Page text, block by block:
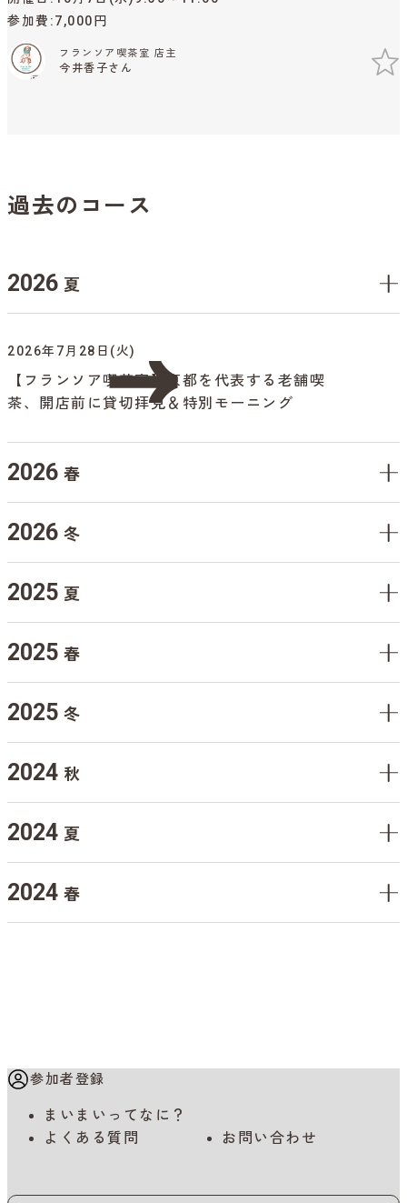
参加費 7,000円
フランソア喫茶室 店主
今井香子さん
過去のコース
2026 夏
2026年7月28日(火)
【フランソア喫茶室】京都を代表する老舗喫
茶、開店前に貸切拝見＆特別モーニング
2026 春
2026 冬
2025 夏
2025 春
2025 冬
2024 秋
2024 夏
2024 春
参加者登録
まいまいってなに？
よくある質問
お問い合わせ